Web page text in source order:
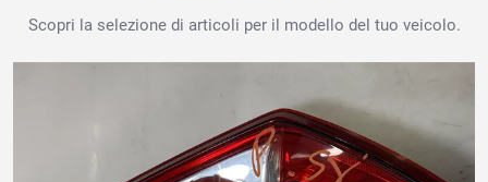
Scopri la selezione di articoli per il modello del tuo veicolo.